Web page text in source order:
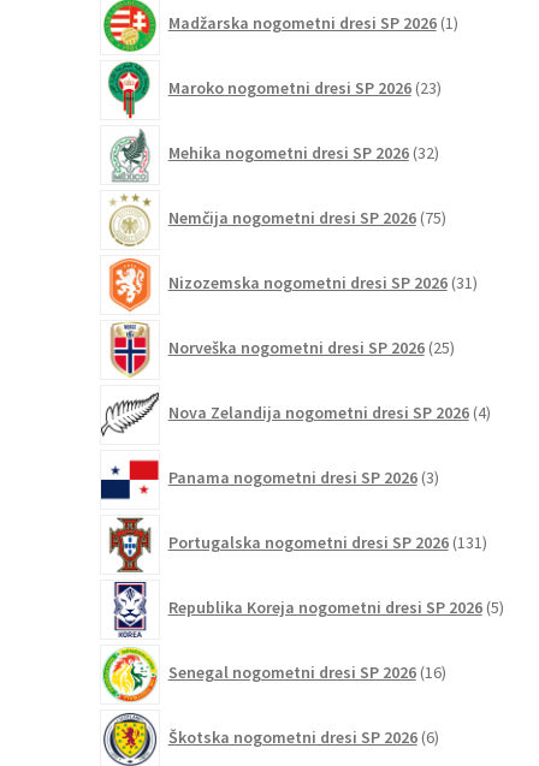
Madžarska nogometni dresi SP 2026 1izdelek
Maroko nogometni dresi SP 2026 23izdelkov
Mehika nogometni dresi SP 2026 32izdelkov
Nemčija nogometni dresi SP 2026 75izdelkov
Nizozemska nogometni dresi SP 2026 31izdelkov
Norveška nogometni dresi SP 2026 25izdelkov
Nova Zelandija nogometni dresi SP 2026 4izdelki
Panama nogometni dresi SP 2026 3izdelki
Portugalska nogometni dresi SP 2026 131
Republika Koreja nogometni dresi SP 2026 5
Senegal nogometni dresi SP 2026 16izdelkov
Škotska nogometni dresi SP 2026 6izdelkov